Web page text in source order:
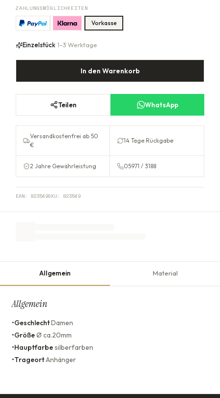
ZAHLUNGSMÖGLICHKEITEN
Vorkasse
Einzelstück· 1–3 Werktage
In den Warenkorb
Teilen WhatsApp
Versandkostenfrei ab 50
€
14 Tage Rückgabe
2 Jahre Gewährleistung 05971 / 3188
EAN: 823549SKU: 823549
Allgemein Material
Allgemein
•GeschlechtDamen
•GrößeØ ca.20mm
•Hauptfarbesilberfarben
•TrageortAnhänger